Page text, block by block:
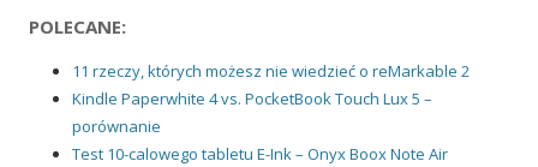
POLECANE:
11 rzeczy, których możesz nie wiedzieć o reMarkable 2
Kindle Paperwhite 4 vs. PocketBook Touch Lux 5 –
porównanie
Test 10-calowego tabletu E-Ink – Onyx Boox Note Air